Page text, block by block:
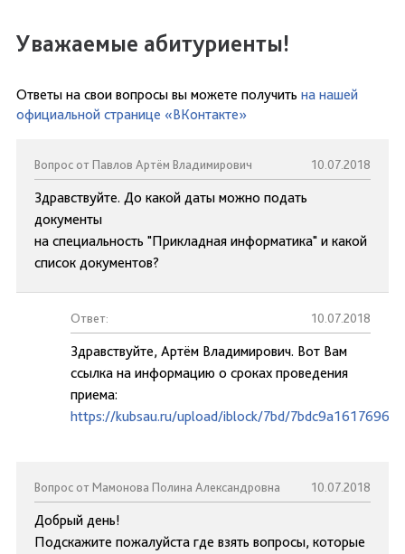
Уважаемые абитуриенты!
Ответы на свои вопросы вы можете получить на нашей
официальной странице «ВКонтакте»
Вопрос от Павлов Артём Владимирович 10.07.2018
Здравствуйте. До какой даты можно подать
документы
на специальность "Прикладная информатика" и какой
список документов?
Ответ: 10.07.2018
Здравствуйте, Артём Владимирович. Вот Вам
ссылка на информацию о сроках проведения
приема:
https://kubsau.ru/upload/iblock/7bd/
Вопрос от Мамонова Полина Александровна 10.07.2018
Добрый день!
Подскажите пожалуйста где взять вопросы, которые